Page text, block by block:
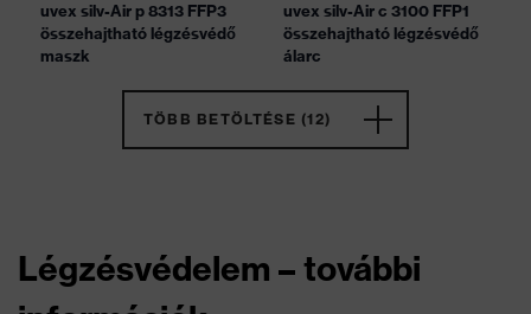
uvex silv-Air p 8313 FFP3
összehajtható légzésvédő
maszk
uvex silv-Air c 3100 FFP1
összehajtható légzésvédő
álarc
TÖBB BETÖLTÉSE (12)
Légzésvédelem – további